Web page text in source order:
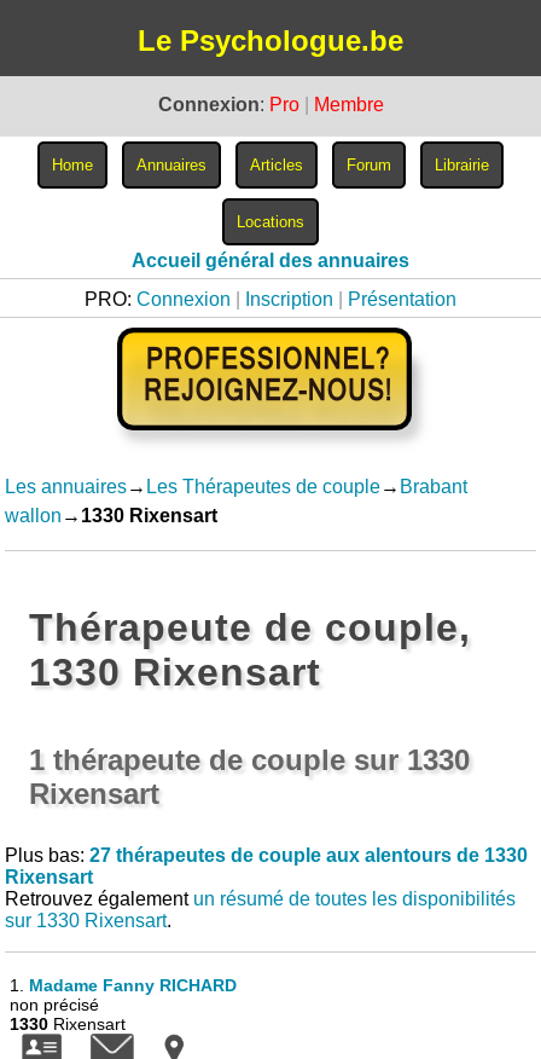
Le Psychologue.be
Connexion: Pro Membre
Accueil général des annuaires
PRO: Connexion Inscription Présentation
Les annuaires→ Les Thérapeutes de couple→ Brabant
wallon → 1330 Rixensart
Thérapeute de couple,
1330 Rixensart
1 thérapeute de couple sur 1330
Rixensart
Plus bas:27 thérapeutes de couple aux alentours de 1330
Rixensart
Retrouvez également un résumé de toutes les disponibilités
sur 1330 Rixensart.
1. Madame Fanny RICHARD
non précisé
1330 Rixensart